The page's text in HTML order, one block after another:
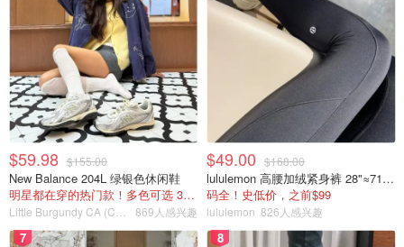
$59.98 $155.00
New Balance 204L 绿银色休闲鞋
明星都在穿的热门款！多色可选 3.8折
869人感兴趣
$49.00 $168.00
lululemon 高腰加绒紧身裤 28"≈71cm 5个口袋
码全！史低价，之前$99
lululemon 826人感兴趣
7 8